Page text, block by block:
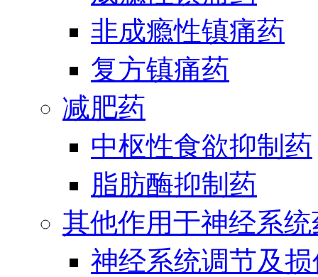
非成瘾性镇痛药
复方镇痛药
减肥药
中枢性食欲抑制药
脂肪酶抑制药
其他作用于神经系统
神经系统调节及